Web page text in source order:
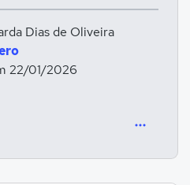
Dias de Oliveira
22/01/2026